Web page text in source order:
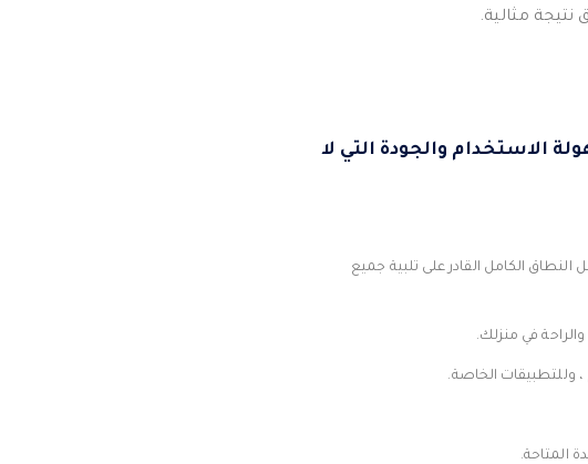
الاستخدام والجودة التي لا
النطاق الكامل القادر على تلبية جميع
في منزلك.
وللتطبيقات الخاصة.
المتاحة.